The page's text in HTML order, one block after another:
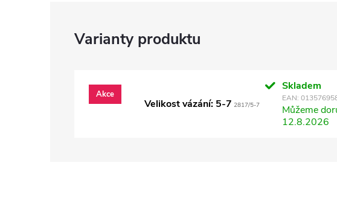
Akce
Velikost vázání: 5-7 2817/5-7
Skladem
EAN:
Můžeme
12.8.2026